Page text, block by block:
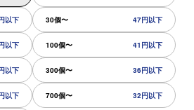
以下 30個〜 47円以下
以下 100個〜 41円以下
以下 300個〜 36円以下
以下 700個〜 32円以下